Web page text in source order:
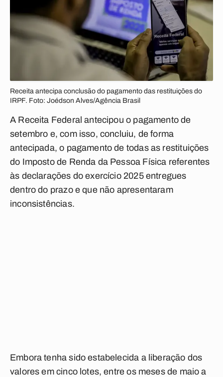
Receita antecipa conclusão do pagamento das restituições do
IRPF. Foto: Joédson Alves/Agência Brasil
A Receita Federal antecipou o pagamento de
setembro e, com isso, concluiu, de forma
antecipada, o pagamento de todas as restituições
do Imposto de Renda da Pessoa Física referentes
às declarações do exercício 2025 entregues
dentro do prazo e que não apresentaram
inconsistências.
Embora tenha sido estabelecida a liberação dos
valores em cinco lotes, entre os meses de maio a